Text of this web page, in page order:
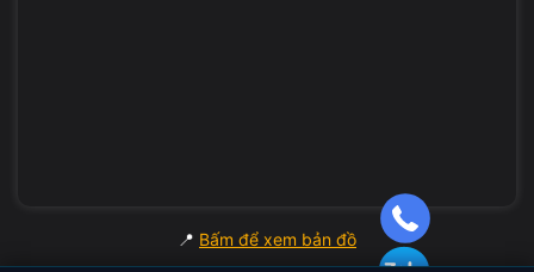
rất đều, nhiều khách khen về kỹ thuật chuyên
sâu, cách giải thích rõ ràng, thái độ hỗ trợ
📍 Bấm để xem bản đồ